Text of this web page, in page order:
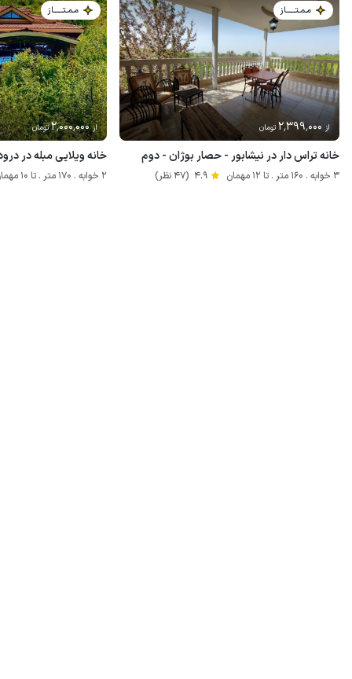
مـمـتــــــاز
از 2٬399٬000 تومان
خانه تراس دار در نیشابور - حصار بوژان - دوم
3 خوابه . 160 متر . تا 12 مهمان 4.9 (47 نظر)
مـمـتــــــاز
از 2٬000٬000تومان
خانه ویلایی مبله در
2 خوابه . 170 متر . تا 10 مهمان